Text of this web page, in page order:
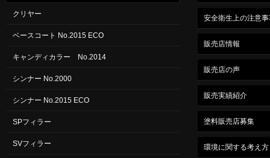
クリヤー
ベースコート No.2015 ECO
キャンディカラー No.2014
シンナー No.2000
シンナー No.2015 ECO
SPフィラー
SVフィラー
安全衛生上の注意事
販売店情報
販売店の声
販売実績紹介
塗料販売店募集
環境に関する考え方